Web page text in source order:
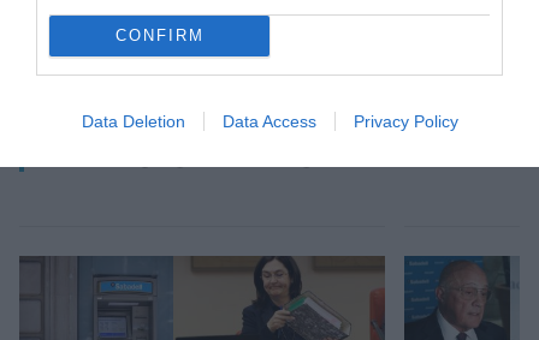
CONFIRM
Data Deletion Data Access Privacy Policy